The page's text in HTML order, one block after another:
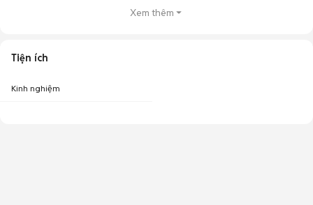
Xem thêm
Tiện ích
Kinh nghiệm